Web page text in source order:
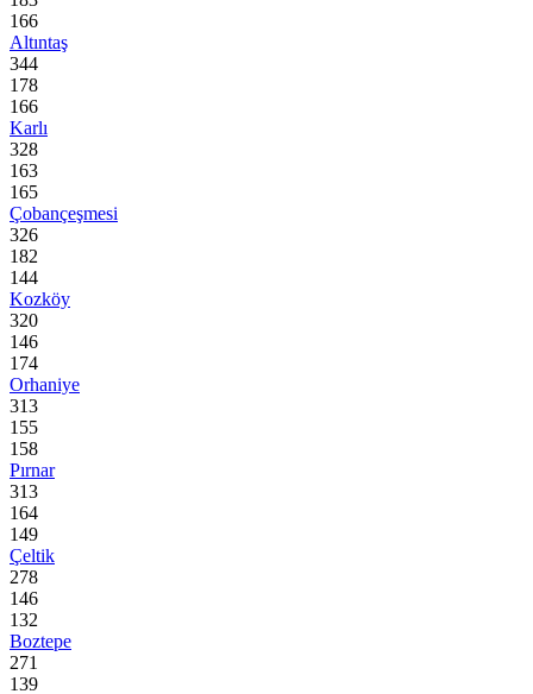
166
Altıntaş
344
178
166
Karlı
328
163
165
Çobançeşmesi
326
182
144
Kozköy
320
146
174
Orhaniye
313
155
158
Pırnar
313
164
149
Çeltik
278
146
132
Boztepe
271
139